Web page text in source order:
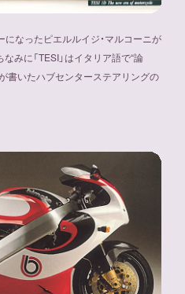
なったピエルルイジ・マルコーニが
なみに「TESI」はイタリア語で“論
書いたハブセンターステアリングの